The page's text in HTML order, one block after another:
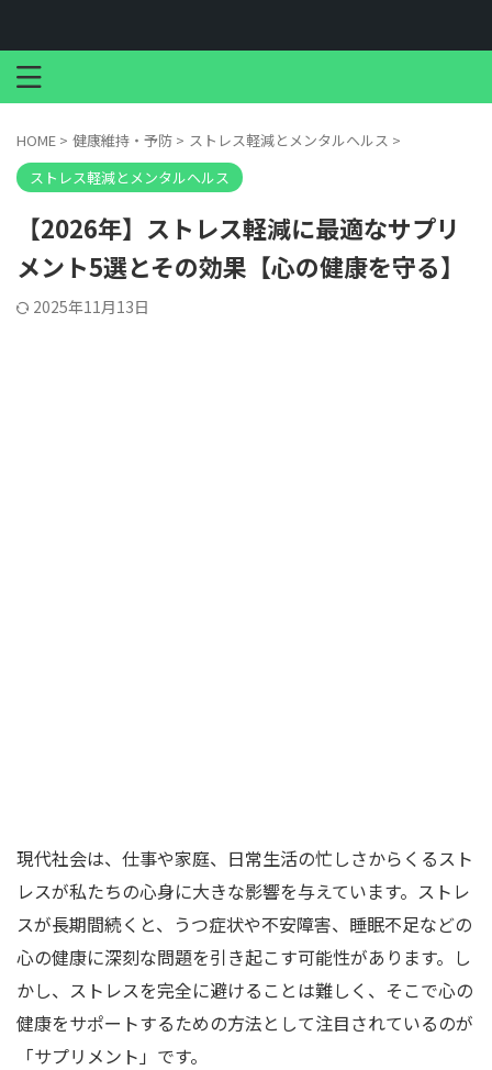
HOME > 健康維持・予防 > ストレス軽減とメンタルヘルス >
ストレス軽減とメンタルヘルス
【2026年】ストレス軽減に最適なサプリ
メント5選とその効果【心の健康を守る】
2025年11月13日
現代社会は、仕事や家庭、日常生活の忙しさからくるスト
レスが私たちの心身に大きな影響を与えています。ストレ
スが長期間続くと、うつ症状や不安障害、睡眠不足などの
心の健康に深刻な問題を引き起こす可能性があります。し
かし、ストレスを完全に避けることは難しく、そこで心の
健康をサポートするための方法として注目されているのが
「サプリメント」です。